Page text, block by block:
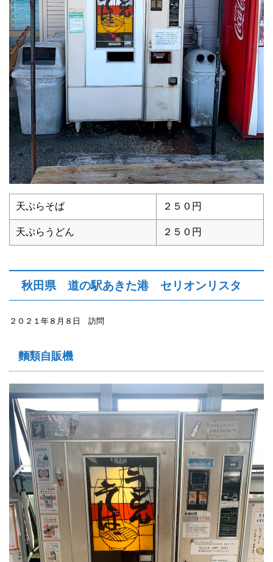
天ぷらそば ２５０円
天ぷらうどん ２５０円
秋田県 道の駅あきた港 セリオンリスタ
２０２１年８月８日 訪問
麵類自販機